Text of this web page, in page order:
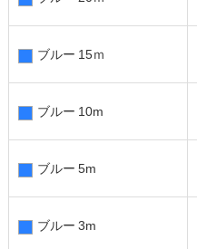
ブルー 15ｍ
ブルー 10m
ブルー 5m
ブルー 3m